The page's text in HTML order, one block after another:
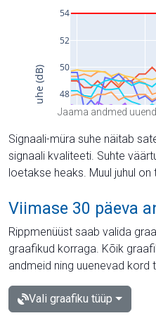
Jaama andmed
Signaali-müra suhe näitab
signaali kvaliteeti. Suhte
loetakse heaks. Muul juhul on
Viimase 30 päeva
Rippmenüüst saab valida
graafikud korraga. Kõik
andmeid ning uuenevad kord
Vali graafiku tüüp